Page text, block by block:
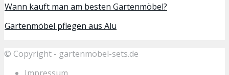
Wann kauft man am besten Gartenmöbel?
Gartenmöbel pflegen aus Alu
© Copyright - gartenmöbel-sets.de
Impressum